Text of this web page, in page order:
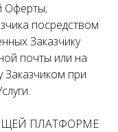
Оферты;
посредством
Заказчику
почты или на
Заказчиком при
ПЛАТФОРМЕ